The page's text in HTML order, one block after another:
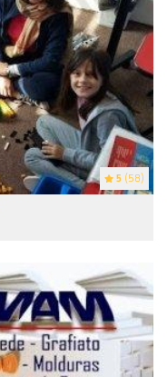
5 (58)